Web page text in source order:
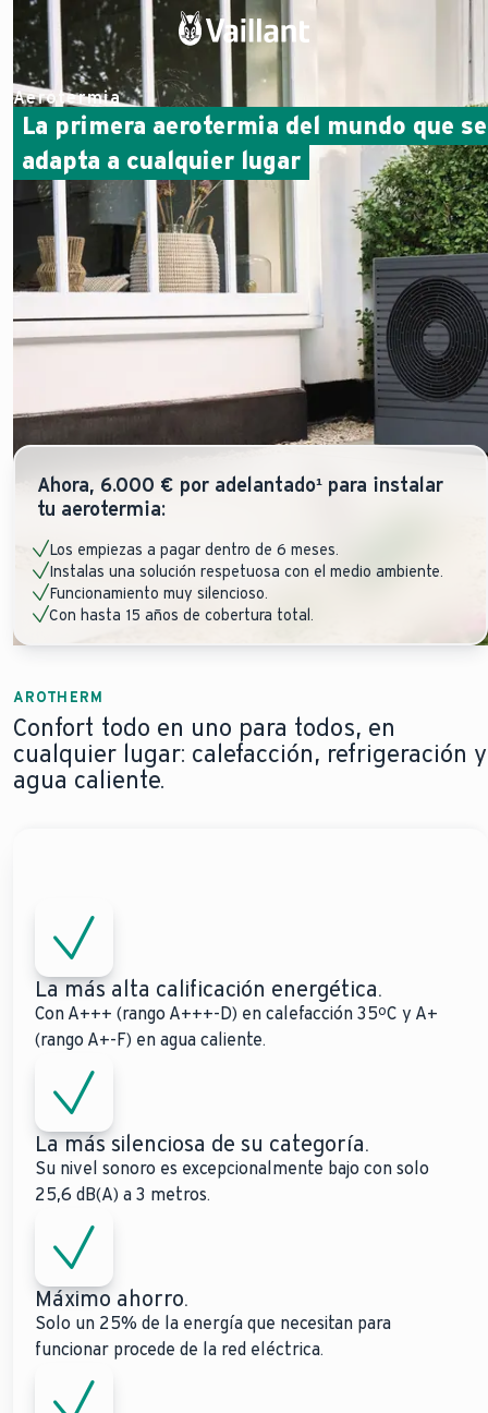
Aerotermia
La primera aerotermia del mundo que se
adapta a cualquier lugar
Ahora, 6.000 € por adelantado¹ para instalar
tu aerotermia:
Los empiezas a pagar dentro de 6 meses.
Instalas una solución respetuosa con el medio ambiente.
Funcionamiento muy silencioso.
Con hasta 15 años de cobertura total.
AROTHERM
Confort todo en uno para todos, en
cualquier lugar: calefacción, refrigeración y
agua caliente.
La más alta calificación energética.
Con A+++ (rango A+++-D) en calefacción 35ºC y A+
(rango A+-F) en agua caliente.
La más silenciosa de su categoría.
Su nivel sonoro es excepcionalmente bajo con solo
25,6 dB(A) a 3 metros.
Máximo ahorro.
Solo un 25% de la energía que necesitan para
funcionar procede de la red eléctrica.